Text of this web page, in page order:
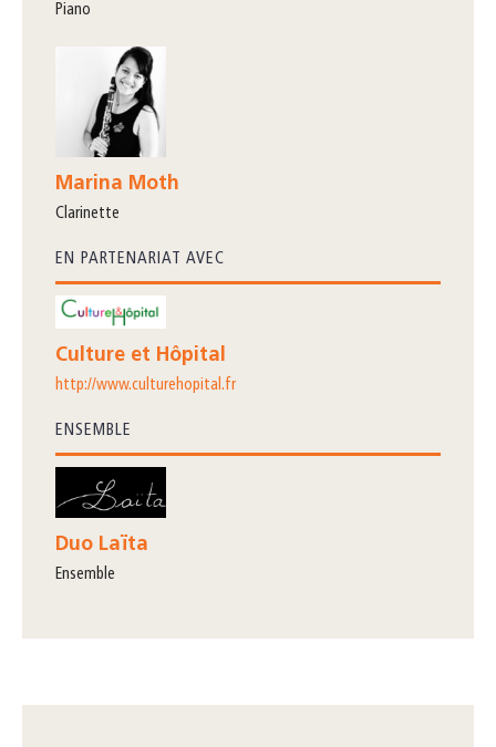
piano
Marina Moth
clarinette
EN PARTENARIAT AVEC
Culture et Hôpital
http://www.culturehopital.fr
ENSEMBLE
Duo Laïta
ensemble